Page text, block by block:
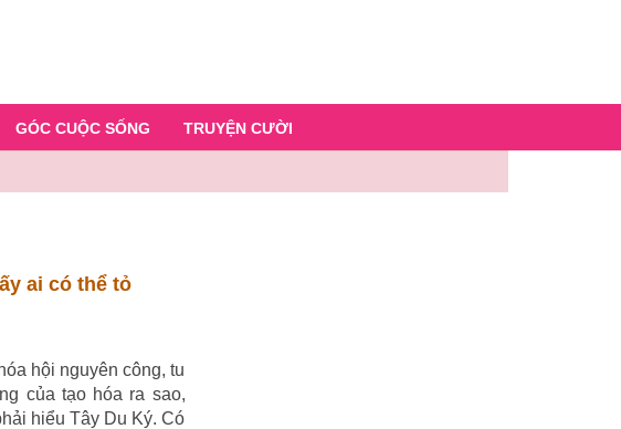
GÓC CUỘC SỐNG TRUYỆN CƯỜI
ai có thể tỏ
hội nguyên công, tu
của tạo hóa ra sao,
hiểu Tây Du Ký. Có